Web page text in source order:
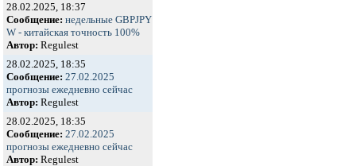
28.02.2025, 18:37
Сообщение: недельные GBPJPY
W - китайская точность 100%
Автор: Regulest
28.02.2025, 18:35
Сообщение: 27.02.2025
прогнозы ежедневно сейчас
Автор: Regulest
28.02.2025, 18:35
Сообщение: 27.02.2025
прогнозы ежедневно сейчас
Автор: Regulest